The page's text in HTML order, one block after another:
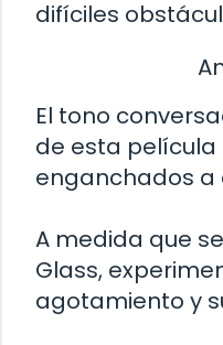
difíciles
El tono
de esta
enganchados a
A medida que
Glass,
agotamiento y